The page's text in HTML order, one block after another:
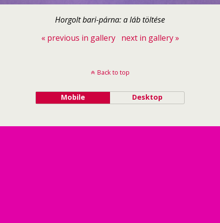
Horgolt bari-párna: a láb töltése
« previous in gallery
next in gallery »
Back to top
Mobile Desktop